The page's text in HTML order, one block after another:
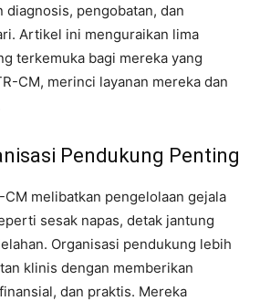
diagnosis, pengobatan, dan
Artikel ini menguraikan lima
terkemuka bagi mereka yang
CM, merinci layanan mereka dan
Pendukung Penting
CM melibatkan pengelolaan gejala
sesak napas, detak jantung
Organisasi pendukung lebih
klinis dengan memberikan
dan praktis. Mereka